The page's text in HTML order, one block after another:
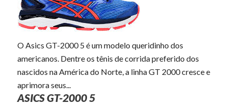
O Asics GT-2000 5 é um modelo queridinho dos
americanos. Dentre os tênis de corrida preferido dos
nascidos na América do Norte, a linha GT 2000 cresce e
aprimora seus...
ASICS GT-2000 5